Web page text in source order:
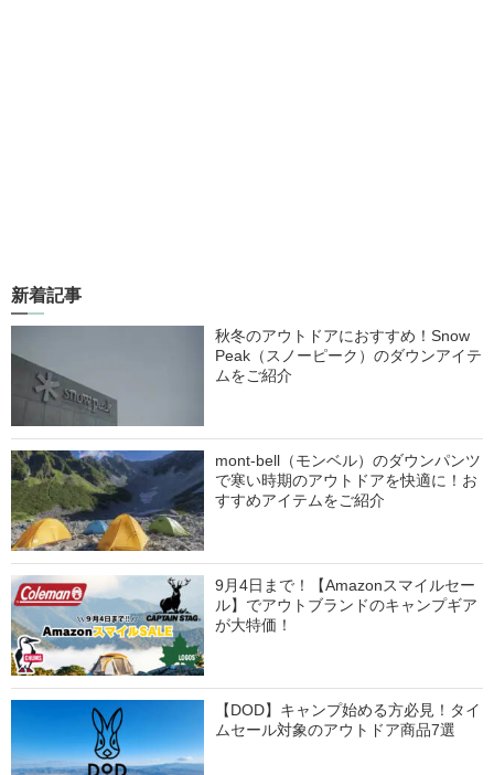
新着記事
秋冬のアウトドアにおすすめ！Snow
Peak（スノーピーク）のダウンアイテ
ムをご紹介
mont-bell（モンベル）のダウンパンツ
で寒い時期のアウトドアを快適に！お
すすめアイテムをご紹介
9月4日まで！【Amazonスマイルセー
ル】でアウトブランドのキャンプギア
が大特価！
【DOD】キャンプ始める方必見！タイ
ムセール対象のアウトドア商品7選